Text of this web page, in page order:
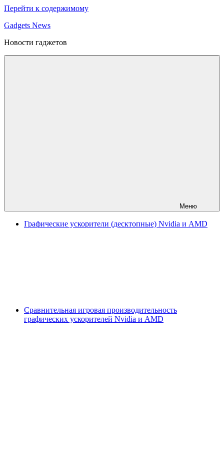
Перейти к содержимому
Gadgets News
Новости гаджетов
Меню
Графические ускорители (десктопные) Nvidia и AMD
Сравнительная игровая производительность
графических ускорителей Nvidia и AMD